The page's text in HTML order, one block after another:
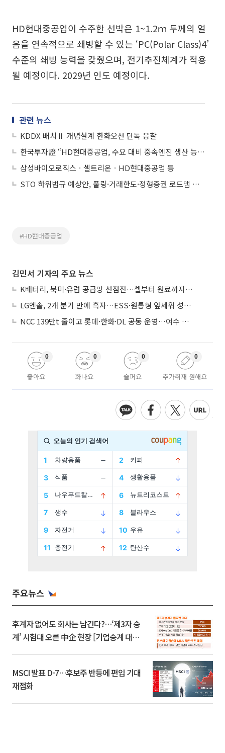
HD현대중공업이 수주한 선박은 1~1.2ｍ 두께의 얼
음을 연속적으로 쇄빙할 수 있는 ‘PC(Polar Class)4’
수준의 쇄빙 능력을 갖췄으며, 전기추진체계가 적용
될 예정이다. 2029년 인도 예정이다.
관련 뉴스
KDDX 배치Ⅱ 개념설계 한화오션 단독 응찰
한국투자證 “HD현대중공업, 수요 대비 중속엔진 생산 능력 부족⋯증설 결정할 것”
삼성바이오로직스ㆍ셀트리온ㆍHD현대중공업 등
STO 하위법규 예상안, 풀링·거래한도·정형증권 로드맵 제시
#HD현대중공업
김민서 기자의 주요 뉴스
K배터리, 북미·유럽 공급망 선점전…셀부터 원료까지 현지화
LG엔솔, 2개 분기 만에 흑자…ESS·원통형 앞세워 성장 가속
NCC 139만t 줄이고 롯데·한화·DL 공동 운영…여수 1호 본궤도
좋아요
0
화나요
0
슬퍼요
0
추가취재 원해요
0
주요뉴스
후계자 없어도 회사는 남긴다?…‘제3자 승
계’ 시험대 오른 中企 현장 [기업승계 대전
MSCI 발표 D-7…후보주 반등에 편입 기대
재점화